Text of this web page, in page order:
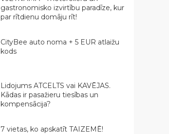
gastronomisko izvirtību paradīze, kur
par rītdienu domāju rīt!
CityBee auto noma + 5 EUR atlaižu
kods
Lidojums ATCELTS vai KAVĒJAS.
Kādas ir pasažieru tiesības un
kompensācija?
7 vietas, ko apskatīt TAIZEMĒ!